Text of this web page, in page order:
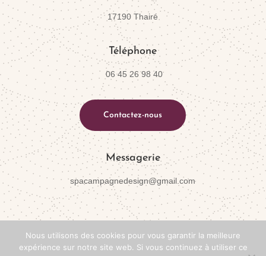
17190 Thairé
Téléphone
06 45 26 98 40
Contactez-nous
Messagerie
spacampagnedesign@gmail.com
©Atelier Numéro 12,2026-tous droits réservés-
Nous utilisons des cookies pour vous garantir la meilleure
expérience sur notre site web. Si vous continuez à utiliser ce